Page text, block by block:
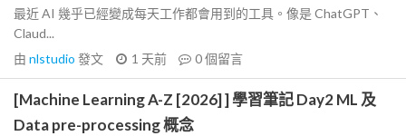
最近 AI 幾乎已經變成每天工作都會用到的工具。像是 ChatGPT、
Claud...
由 nlstudio 發文 1 天前 0個留言
[Machine Learning A-Z [2026] ] 學習筆記 Day2 ML 及
Data pre-processing 概念